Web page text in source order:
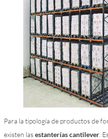
Para la tipología de productos de
existen lasestanterías cantilever .